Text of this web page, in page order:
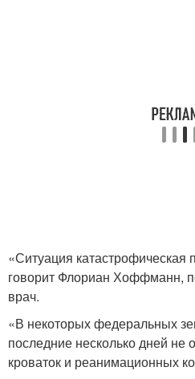
«Ситуация катастрофическая
говорит Флориан Хоффманн,
врач.
«В некоторых федеральных
последние несколько дней не
кроваток и реанимационных